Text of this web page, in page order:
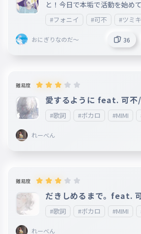
と！今日で本垢で活動を始め
すよね〜 一周年記念としてこ
ました！ これからもよろしく
＿＿＿＿＿＿＿＿＿＿＿＿＿
＿＿＿ 曲名：フォニイ feat.
01 作詞:ツミキ 作曲:ツミキ
#フォニイ #可不 #ツミキ
おにぎりなのだ～ 36
難易度
愛するように feat. 可不
#歌詞 #ボカロ #MIMI
れーべん
難易度
だきしめるまで。feat.
#歌詞 #ボカロ #MIMI
れーべん